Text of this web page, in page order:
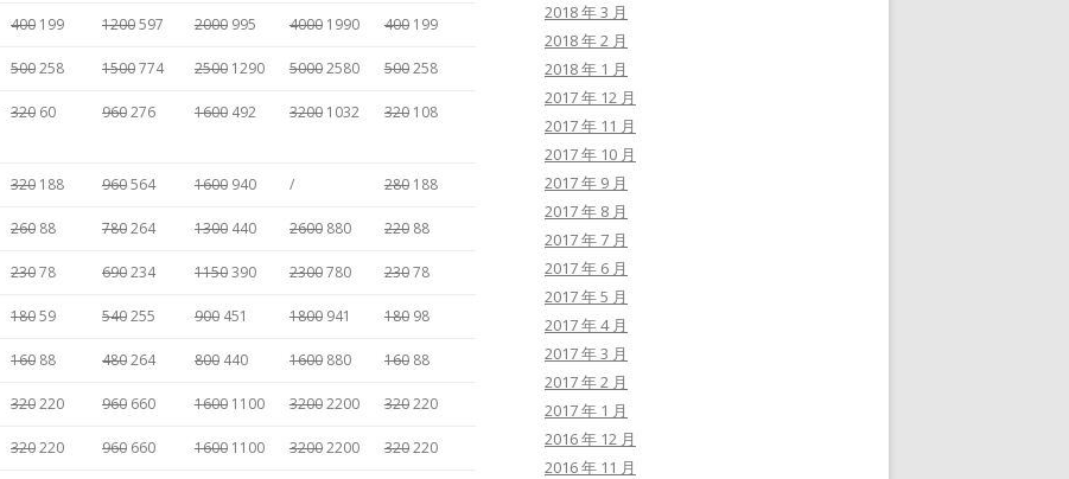
400 199 1200597 2000 995 4000 1990 400 199
500258 1500774 2500 1290 50002580 500258
320 60 960276 1600 492 3200 1032 320 108
320 188 960564 1600 940 / 280 188
260 88 780264 1300 440 2600 880 220 88
23078 690234 1150390 2300780 23078
18059 540255 900 451 1800 941 180 98
160 88 480264 800 440 1600 880 160 88
320220 960 660 1600 1100 32002200 320220
320220 960 660 1600 1100 32002200 320220
2018 年 3 月
2018 年 2 月
2018 年 1 月
2017 年 12 月
2017 年 11 月
2017 年 10 月
2017 年 9 月
2017 年 8 月
2017 年 7 月
2017 年 6 月
2017 年 5 月
2017 年 4 月
2017 年 3 月
2017 年 2 月
2017 年 1 月
2016 年 12 月
2016 年 11 月